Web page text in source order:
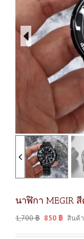
นาฬิกา MEGIR
1,700฿ 850 ฿ สินค้